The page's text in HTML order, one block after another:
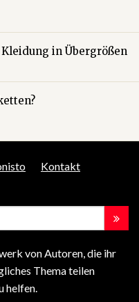
in Übergrößen
Kontakt
von Autoren, die ihr
Thema teilen
helfen.